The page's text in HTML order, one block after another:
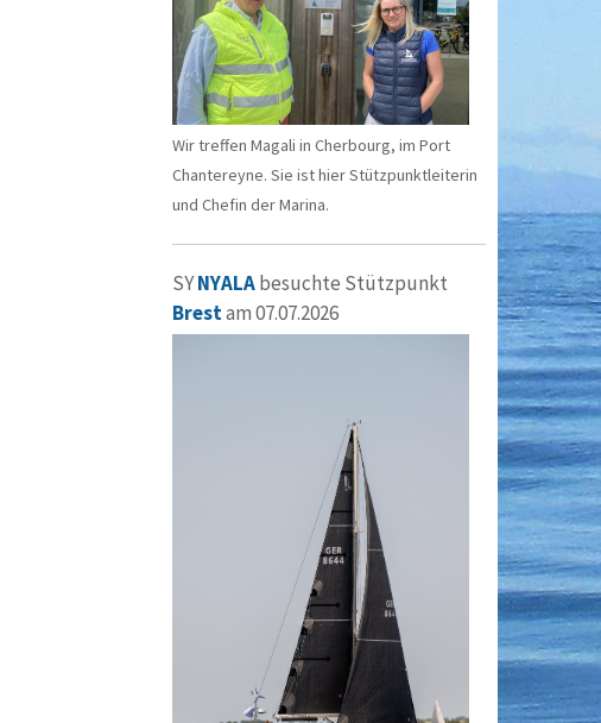
Wir treffen Magali in Cherbourg, im Port
Chantereyne. Sie ist hier Stützpunktleiterin
und Chefin der Marina.
SYNYALAbesuchte Stützpunkt
Brestam 07.07.2026